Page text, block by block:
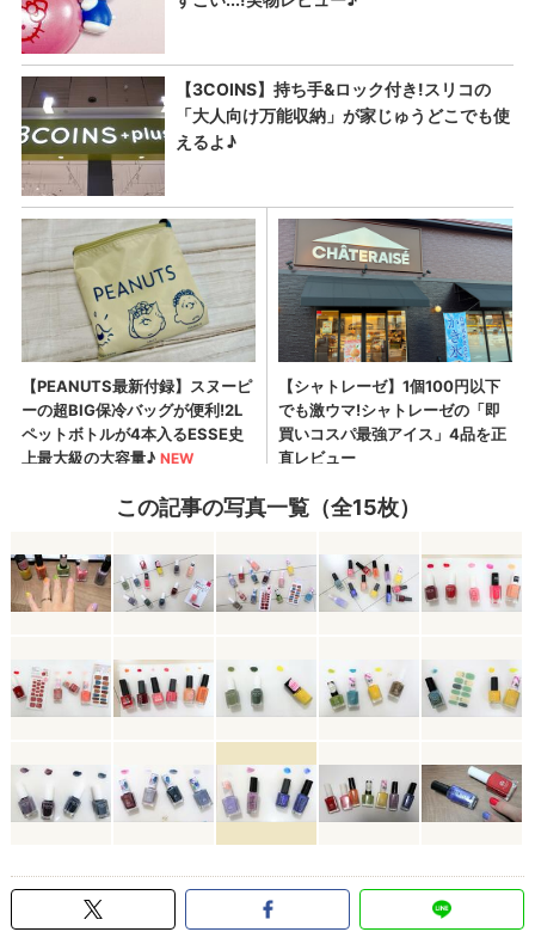
この記事の写真一覧（全15枚）